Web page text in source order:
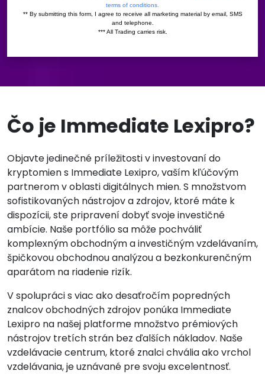
Čo je Immediate Lexipro?
Objavte jedinečné príležitosti v investovaní do
kryptomien s Immediate Lexipro, vaším kľúčovým
partnerom v oblasti digitálnych mien. S množstvom
sofistikovaných nástrojov a zdrojov, ktoré máte k
dispozícii, ste pripravení dobyť svoje investičné
ambície. Naše portfólio sa môže pochváliť
komplexným obchodným a investičným vzdelávaním,
špičkovou obchodnou analýzou a bezkonkurenčným
aparátom na riadenie rizík.
V spolupráci s viac ako desaťročím popredných
znalcov obchodných zdrojov ponúka Immediate
Lexipro na našej platforme množstvo prémiových
nástrojov tretích strán bez ďalších nákladov. Naše
vzdelávacie centrum, ktoré znalci chvália ako vrchol
vzdelávania, je uznávané pre svoju excelentnosť.